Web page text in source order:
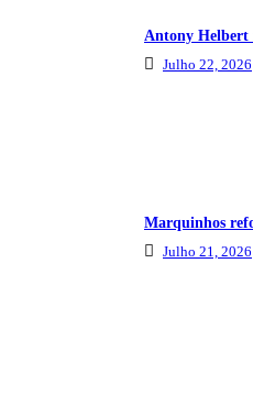
Antony Helbert
Julho 22, 2026
Marquinhos
Julho 21, 2026